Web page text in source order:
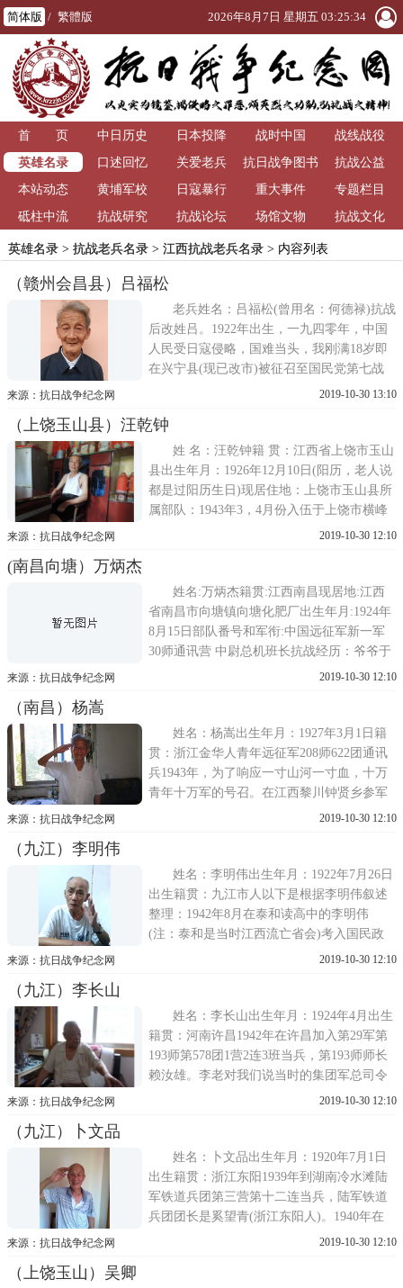
简体版 / 繁體版 2026年8月7日 星期五 03:25:34
首 页 中日历史 日本投降 战时中国
战线战役
英雄名录
口述回忆 关爱老兵
抗日战争图书
馆
抗战公益
本站动态
黄埔军校 日寇暴行 重大事件
专题栏目
砥柱中流
抗战研究 抗战论坛 场馆文物 抗战文化
英雄名录> 抗战老兵名录> 江西抗战老兵名录> 内容列表
（赣州会昌县）吕福松
老兵姓名：吕福松(曾用名：何德禄)抗战
后改姓吕。1922年出生，一九四零年，中国
人民受日寇侵略，国难当头，我刚满18岁即
在兴宁县(现已改市)被征召至国民党第七战
区兵监部总监部运输第五中队。中队分九个
配有枪。当时衣服上面有个小袋子，颜色有
点灰，和上的战友不一样。上面写有运输第
五中队字样。当时
来源：抗日战争纪念网 2019-10-30 13:10
（上饶玉山县）汪乾钟
姓 名：汪乾钟籍 贯：江西省上饶市玉山
县出生年月：1926年12月10日(阳历，老人说
都是过阳历生日)现居住地：上饶市玉山县所
属部队：1943年3，4月份入伍于上饶市横峰
县莲荷军政部教导第五团三营九连(师长：敖
1943年在横峰莲荷军政部教导团训
来源：抗日战争纪念网 2019-10-30 12:10
(南昌向塘）万炳杰
姓名:万炳杰籍贯:江西南昌现居地:江西
省南昌市向塘镇向塘化肥厂出生年月:1924年
8月15日部队番号和军衔:中国远征军新一军
30师通讯营 中尉总机班长抗战经历：爷爷于
1942年高小毕业后，(老家是向塘)由于日军
保送到云南。那时的国民政府在云南
来源：抗日战争纪念网 2019-10-30 12:10
（南昌）杨嵩
姓名：杨嵩出生年月：1927年3月1日籍
贯：浙江金华人青年远征军208师622团通讯
兵1943年，为了响应一寸山河一寸血，十万
青年十万军的号召。在江西黎川钟贤乡参军
入伍、集训。军长是黄维，师长是黄珍吾，
在福建厦门、广东广州(这时的装备很好、发
的是2
来源：抗日战争纪念网 2019-10-30 12:10
（九江）李明伟
姓名：李明伟出生年月：1922年7月26日
出生籍贯：九江市人以下是根据李明伟叙述
整理：1942年8月在泰和读高中的李明伟
(注：泰和是当时江西流亡省会)考入国民政
府军事委员会调查统计局(简称"军统局")电讯
每分钟可打180个字,成为一名合格的电报
员，被派到
来源：抗日战争纪念网 2019-10-30 12:10
（九江）李长山
姓名：李长山出生年月：1924年4月出生
籍贯：河南许昌1942年在许昌加入第29军第
193师第578团1营2连3班当兵，第193师师长
赖汝雄。李老对我们说当时的集团军总司令
是汤恩伯(穿越注：赖汝雄部为汤恩伯第31集
后跟日本人打过两次大仗。第一次是1944年
在
来源：抗日战争纪念网 2019-10-30 12:10
（九江）卜文品
姓名：卜文品出生年月：1920年7月1日
出生籍贯：浙江东阳1939年到湖南冷水滩陆
军铁道兵团第三营第十二连当兵，陆军铁道
兵团团长是奚望青(浙江东阳人)。1940年在
湖南祁阳学开火车，两年文化理论学习打下
来源：抗日战争纪念网 2019-10-30 12:10
（上饶玉山）吴卿